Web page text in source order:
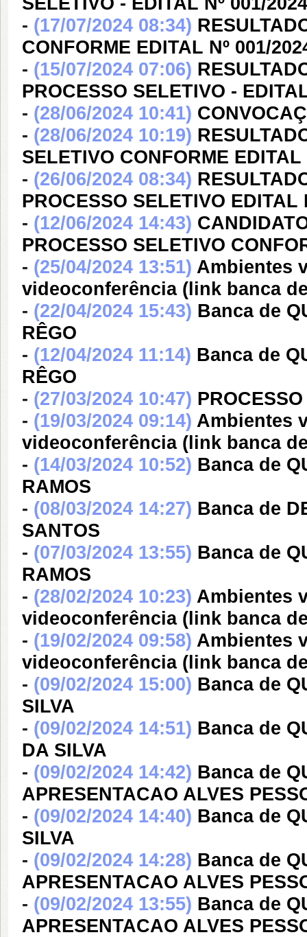
- (17/07/2024 08:34)
CONFORME EDITAL Nº 001/
- (15/07/2024 07:06)
PROCESSO SELETIVO -
- (28/06/2024 10:41)
- (28/06/2024 10:19)
SELETIVO CONFORME EDITAL
- (26/06/2024 08:34)
PROCESSO SELETIVO EDITAL
- (12/06/2024 14:43)
PROCESSO SELETIVO
- (25/04/2024 13:51) Ambientes
videoconferência (link banca
- (22/04/2024 15:43) Banca de
RÊGO
- (12/04/2024 11:14) Banca de
RÊGO
- (27/03/2024 10:47)
- (19/03/2024 09:14) Ambientes
videoconferência (link banca
- (14/03/2024 10:52) Banca de
RAMOS
- (08/03/2024 14:27) Banca de
SANTOS
- (07/03/2024 13:55) Banca de
RAMOS
- (28/02/2024 10:23) Ambientes
videoconferência (link banca
- (19/02/2024 09:58) Ambientes
videoconferência (link banca
- (09/02/2024 15:00) Banca de
SILVA
- (09/02/2024 14:51) Banca de
DA SILVA
- (09/02/2024 14:42) Banca de
APRESENTACAO ALVES
- (09/02/2024 14:40) Banca de
SILVA
- (09/02/2024 14:28) Banca de
APRESENTACAO ALVES
- (09/02/2024 13:55) Banca de
APRESENTACAO ALVES